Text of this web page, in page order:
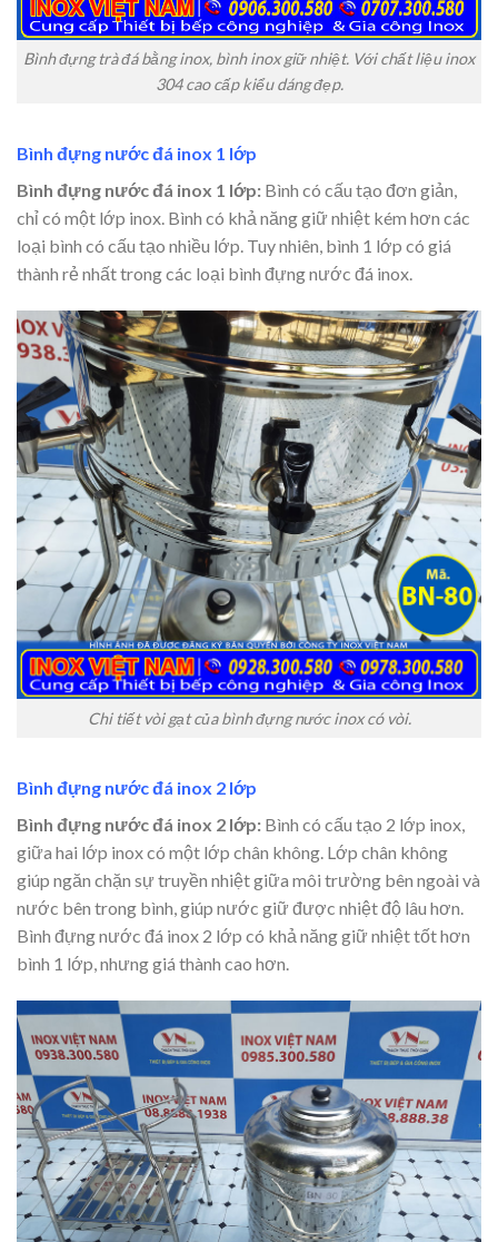
Bình đựng trà đá bằng inox, bình inox giữ nhiệt. Với chất liệu inox
304 cao cấp kiểu dáng đẹp.
Bình đựng nước đá inox 1 lớp
Bình đựng nước đá inox 1 lớp: Bình có cấu tạo đơn giản,
chỉ có một lớp inox. Bình có khả năng giữ nhiệt kém hơn các
loại bình có cấu tạo nhiều lớp. Tuy nhiên, bình 1 lớp có giá
thành rẻ nhất trong các loại bình đựng nước đá inox.
Chi tiết vòi gạt của bình đựng nước inox có vòi.
Bình đựng nước đá inox 2 lớp
Bình đựng nước đá inox 2 lớp: Bình có cấu tạo 2 lớp inox,
giữa hai lớp inox có một lớp chân không. Lớp chân không
giúp ngăn chặn sự truyền nhiệt giữa môi trường bên ngoài và
nước bên trong bình, giúp nước giữ được nhiệt độ lâu hơn.
Bình đựng nước đá inox 2 lớp có khả năng giữ nhiệt tốt hơn
bình 1 lớp, nhưng giá thành cao hơn.